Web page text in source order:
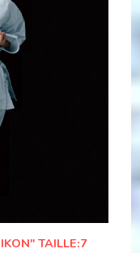
TAILLE:7